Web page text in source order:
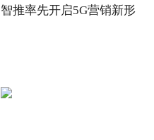
智推率先开启5G营销新形